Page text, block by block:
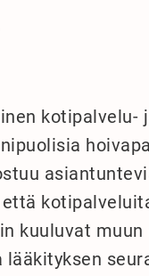
kotipalvelu-
kuuluvat muun